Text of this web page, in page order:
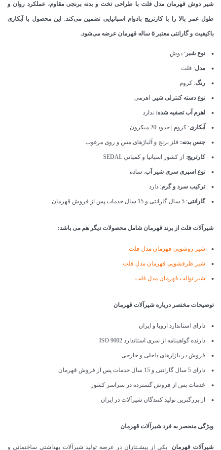
شیر دوش قهرمان مدل فلت با طراحی تخت و بدنه برنجی مقاوم، عملکرد روان و
طول عمر بالا را با کارتریج بادوام اسپانیایی تضمین می‌کند. این محصول با آبکاری
باکیفیت و گارانتی معتبر ۵ ساله قهرمان عرضه می‌شود.
نوع شیر : دوش
مدل: فلت
رنگ: کروم
نوع دسته کنترلی شیر : اهرمی
اهرم آب تصفیه شده: ندارد
آبکاری: کروم | حدود 20 میکرون
جنس بدنه: فلز برنج و آلیاژهای مس و روی مرغوب
کارتریج: از كشور اسپانيا و كمپاني SEDAL
نوع اسپری سری شیر آب: ساده
ترکیب سرد و گرم: دارد
گارانتی: 5 سال گارانتی و 15 سال خدمات پس از فروش قهرمان
شیرآلات فلت از برند قهرمان شامل محصولات دیگر هم می باشد:
شیر روشویی قهرمان مدل فلت
شیر ظرفشویی قهرمان مدل فلت
شیر توالت قهرمان مدل فلت
توضیحات مختصر درباره شیرآلات قهرمان
دارای استاندارد اروپا و ایران
دارنده گواهینامه از سری استاندارد ISO 9002
فروش در بازارهای داخلی و خارجی
دارای 5 سال گارانتی و 15 سال خدمات پس از فروش قهرمان
خدمات پس از فروش گسترده در سراسر کشور
از بزرگترین تولید کنندگان شیرآلات در ایران
ویژگی منحصر به فرد شیرآلات قهرمان
شیرآلات قهرمان یکی از پیشـتازان در عرصه تولید شیرآلات بهداشتی ساختمانی و